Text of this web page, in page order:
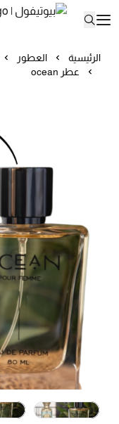
الرئيسية العطور
عطر ocean